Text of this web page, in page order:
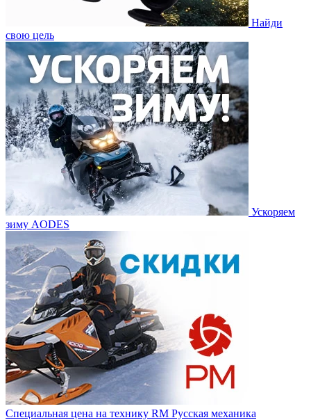
Найди
свою цель
Ускоряем
зиму AODES
Специальная цена на технику RM Русская механика